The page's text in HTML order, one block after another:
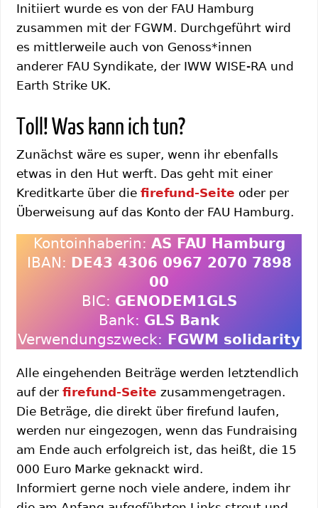
Initiiert wurde es von der FAU Hamburg
zusammen mit der FGWM. Durchgeführt wird
es mittlerweile auch von Genoss*innen
anderer FAU Syndikate, der IWW WISE-RA und
Earth Strike UK.
Toll! Was kann ich tun?
Zunächst wäre es super, wenn ihr ebenfalls
etwas in den Hut werft. Das geht mit einer
Kreditkarte über die firefund-Seite oder per
Überweisung auf das Konto der FAU Hamburg.
Kontoinhaberin: AS FAU Hamburg
IBAN: DE43 4306 0967 2070 7898
00
BIC: GENODEM1GLS
Bank: GLS Bank
Verwendungszweck: FGWM solidarity
Alle eingehenden Beiträge werden letztendlich
auf der firefund-Seite zusammengetragen.
Die Beträge, die direkt über firefund laufen,
werden nur eingezogen, wenn das Fundraising
am Ende auch erfolgreich ist, das heißt, die 15
000 Euro Marke geknackt wird.
Informiert gerne noch viele andere, indem ihr